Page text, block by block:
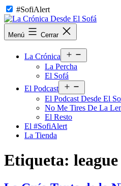
Saltar
al
contenido
#SofiAlert
La
Crónica
Menú Cerrar
La Crónica
el
La Percha
El Sofá
El Podcast
el
menú
El Podcast Desde El
No Me Tires De La
El Resto
El #SofiAlert
La Tienda
Etiqueta: